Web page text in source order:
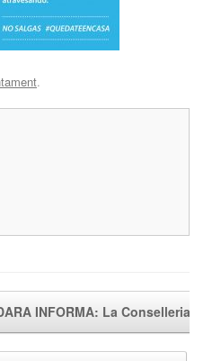
.
INFORMA: La Conselleria…